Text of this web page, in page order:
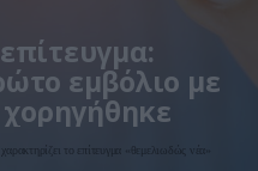
εμβόλιο με
το επίτευγμα «θεμελιωδώς νέα»